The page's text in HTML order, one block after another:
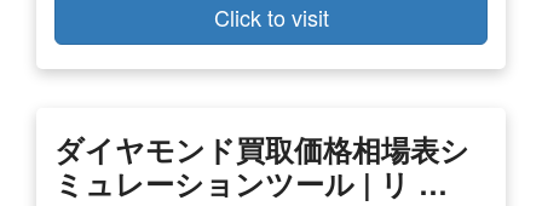
Click to visit
ダイヤモンド買取価格相場表シ
ミュレーションツール | リ …